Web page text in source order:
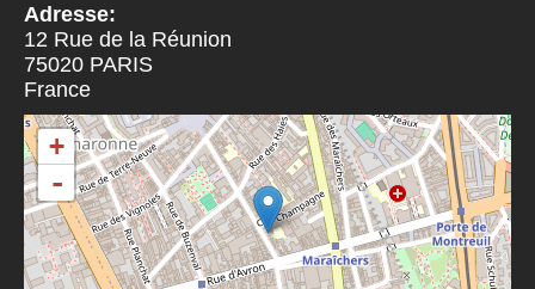
Adresse:
12 Rue de la Réunion
75020 PARIS
France
+
-